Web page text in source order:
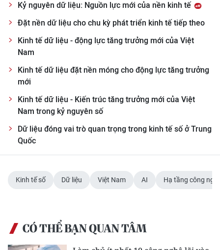
Kỷ nguyên dữ liệu: Nguồn lực mới của nền kinh tế
Đặt nền dữ liệu cho chu kỳ phát triển kinh tế tiếp theo
Kinh tế dữ liệu - động lực tăng trưởng mới của Việt
Nam
Kinh tế dữ liệu đặt nền móng cho động lực tăng trưởng
mới
Kinh tế dữ liệu - Kiến trúc tăng trưởng mới của Việt
Nam trong kỷ nguyên số
Dữ liệu đóng vai trò quan trọng trong kinh tế số ở Trung
Quốc
Kinh tế số Dữ liệu Việt Nam AI Hạ tầng công
CÓ THỂ BẠN QUAN TÂM